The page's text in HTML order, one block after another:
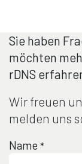
Sie haben
möchten
rDNS
Wir freuen
melden uns
Name *